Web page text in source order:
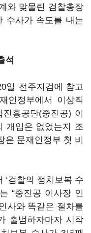
와 맞물린 검찰총장
수사가 속도를 내는
석
일 전주지검에 참고
인정부에서 이상직
흥공단(중진공) 이
개입은 없었는지 조
문재인정부 첫 비
‘검찰의 정치보복 수
“중진공 이사장 인
사와 똑같은 절차를
출범하자마자 시작